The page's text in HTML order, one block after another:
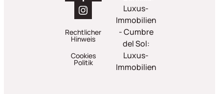
Rechtlicher
Hinweis
Cookies
Politik
Luxus-
Immobilien
- Cumbre
del Sol:
Luxus-
Immobilien